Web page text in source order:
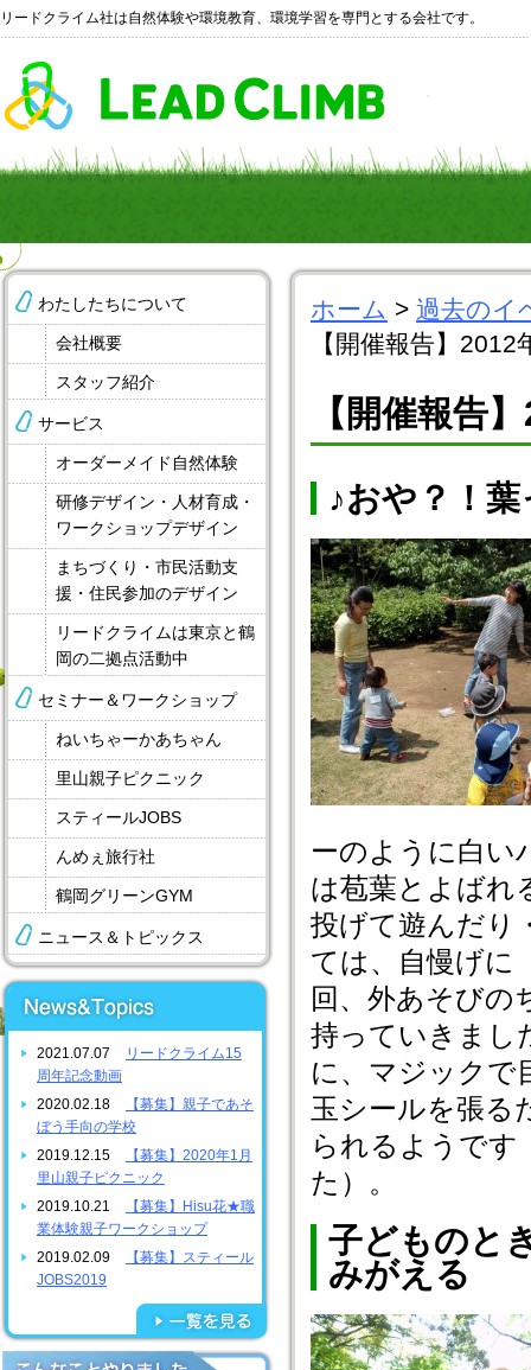
リードクライム社は自然体験や環境教育、環境学習を専門とする会社です。
ホーム > 過去のイ
【開催報告】
【開催報告
♪おや？！
ーのように白い
は苞葉とよばれ
投げて遊んだり
ては、自慢げに
回、外あそびの
持っていきまし
に、マジックで
玉シールを張る
られるようです
た）。
子どものと
みがえる
わたしたちについて
会社概要
スタッフ紹介
サービス
オーダーメイド自然体験
研修デザイン・人材育成・
ワークショップデザイン
まちづくり・市民活動支
援・住民参加のデザイン
リードクライムは東京と鶴
岡の二拠点活動中
セミナー＆ワークショップ
ねいちゃーかあちゃん
里山親子ピクニック
スティールJOBS
んめぇ旅行社
鶴岡グリーンGYM
ニュース＆トピックス
2021.07.07
リードクライム15
周年記念動画
2020.02.18
【募集】親子であそ
ぼう手向の学校
2019.12.15
【募集】2020年1月
里山親子ピクニック
2019.10.21
【募集】Hisu花★職
業体験親子ワークショップ
2019.02.09
【募集】スティール
JOBS2019